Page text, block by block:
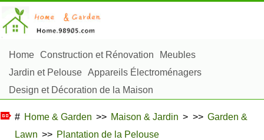
Home Construction et Rénovation
Meubles
Jardin et Pelouse Appareils Électroménagers
Design et Décoration de la Maison
# Home & Garden >> Maison & Jardin > >> Garden &
Lawn >> Plantation de la Pelouse